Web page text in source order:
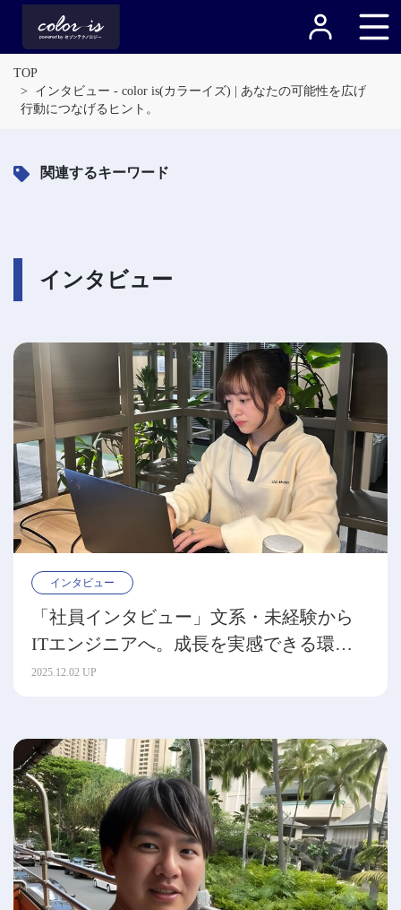
TOP
インタビュー - color is(カラーイズ) | あなたの可能性を広げ
行動につなげるヒント。
関連するキーワード
インタビュー
インタビュー
「社員インタビュー」文系・未経験から
ITエンジニアへ。成長を実感できる環境
（髙野真依）
2025.12.02 UP